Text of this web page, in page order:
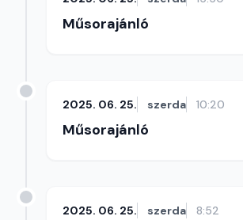
Műsorajánló
2025. 06. 25. szerda 10:20
Műsorajánló
2025. 06. 25. szerda 8:52